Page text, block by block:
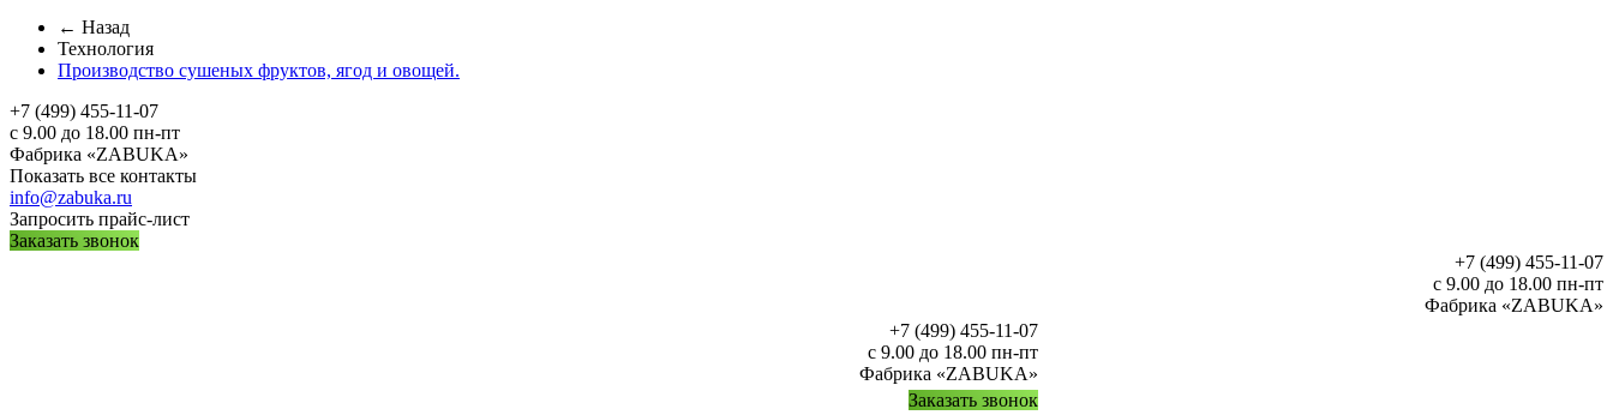
← Назад
Технология
Производство сушеных фруктов, ягод и овощей.
+7 (499) 455-11-07
с 9.00 до 18.00 пн-пт
Фабрика «ZABUKA»
Показать все контакты
info@zabuka.ru
Запросить прайс-лист
Заказать звонок
+7 (499) 455-11-07
с 9.00 до 18.00 пн-пт
Фабрика «ZABUKA»
+7 (499) 455-11-07
с 9.00 до 18.00 пн-пт
Фабрика «ZABUKA»
Заказать звонок